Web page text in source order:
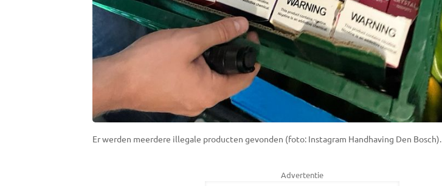
Er werden meerdere illegale producten gevonden (foto: Instagram Handhaving Den Bosch).
Advertentie